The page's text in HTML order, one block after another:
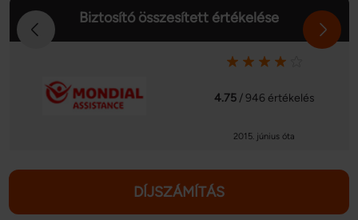
Biztosító összesített értékelése
4.75/ 946 értékelés
2015. június óta
DÍJSZÁMÍTÁS